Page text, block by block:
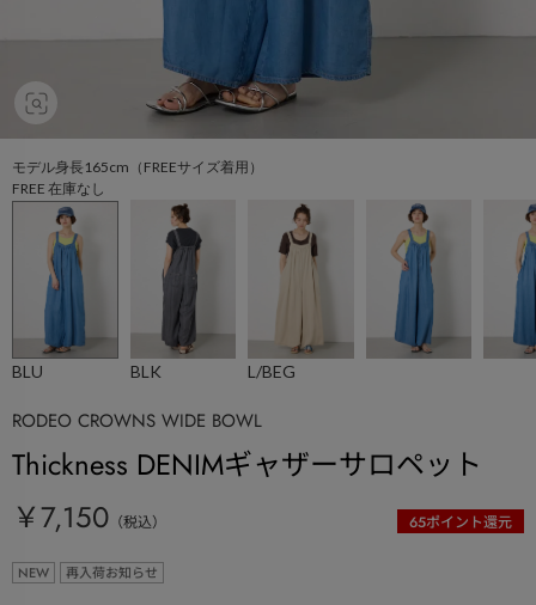
モデル身長165cm（FREEサイズ着用）
FREE 在庫なし
BLU BLK L/BEG
RODEO CROWNS WIDE BOWL
Thickness DENIMギャザーサロペット
￥7,150 （税込） 65ポイント還元
NEW 再入荷お知らせ